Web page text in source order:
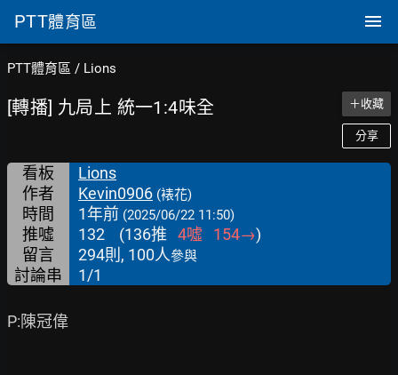
PTT體育區
PTT體育區 / Lions
[轉播] 九局上 統一1:4味全 ＋收藏
分享
看板
Lions
作者
Kevin0906 (裱花)
時間 1年前 (2025/06/22 11:50)
推噓 132 (136推 4噓 154→)
留言
294則, 100人參與
討論串 1/1
P:陳冠偉